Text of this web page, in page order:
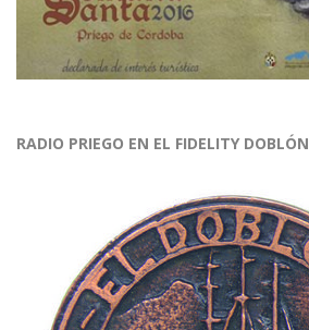
RADIO PRIEGO EN EL FIDELITY DOBLÓN